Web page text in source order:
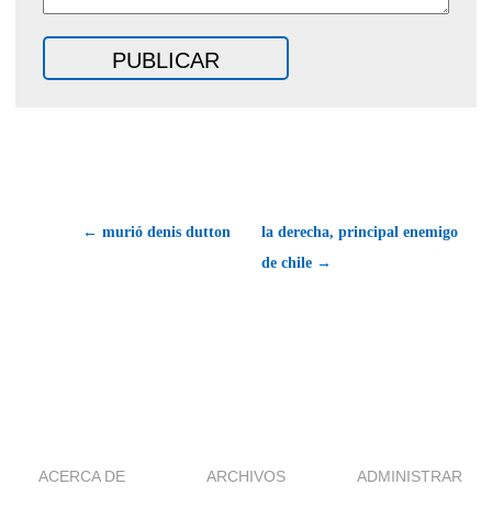
← murió denis dutton
la derecha, principal enemigo
de chile →
ACERCA DE ARCHIVOS ADMINISTRAR